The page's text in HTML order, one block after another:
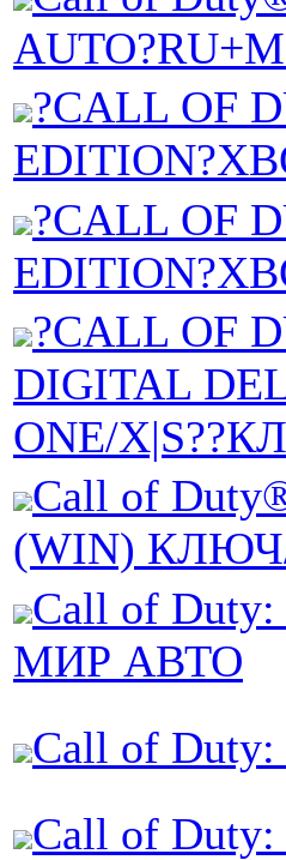
?CALL OF
?CALL OF
?CALL OF
DIGITAL
ONE/
Call of
(WIN)
Call of Duty:
МИР АВТО
Call of
Call of